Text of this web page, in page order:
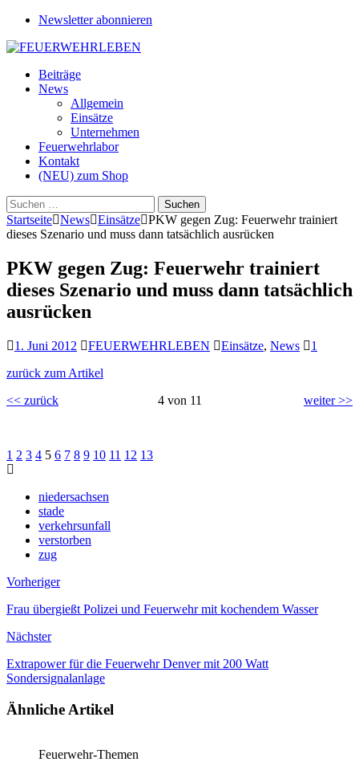
Newsletter abonnieren
Beiträge
News
Allgemein
Einsätze
Unternehmen
Feuerwehrlabor
Kontakt
(NEU) zum Shop
Suchen
nach:
Startseite News Einsätze PKW gegen Zug: Feuerwehr trainiert
dieses Szenario und muss dann tatsächlich ausrücken
PKW gegen Zug: Feuerwehr trainiert
dieses Szenario und muss dann tatsächlich
ausrücken
1. Juni 2012 FEUERWEHRLEBEN Einsätze, News
1
zurück zum Artikel
<< zurück
4 von 11 weiter >>
1 2 3 4 5 6 7 8 9 10 11 12 13
niedersachsen
stade
verkehrsunfall
verstorben
zug
Vorheriger
Frau übergießt Polizei und Feuerwehr mit kochendem Wasser
Nächster
Extrapower für die Feuerwehr Denver mit 200 Watt
Sondersignalanlage
Ähnliche Artikel
Feuerwehr-Themen